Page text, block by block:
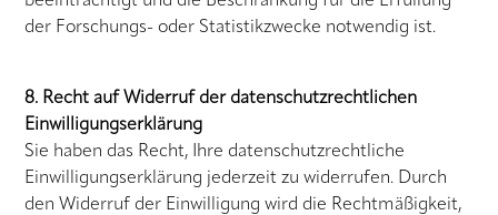
der Forschungs- oder Statistikzwecke notwendig ist.
8. Recht auf Widerruf der datenschutzrechtlichen
Einwilligungserklärung
Sie haben das Recht, Ihre datenschutzrechtliche
Einwilligungserklärung jederzeit zu widerrufen. Durch
den Widerruf der Einwilligung wird die Rechtmäßigkeit,